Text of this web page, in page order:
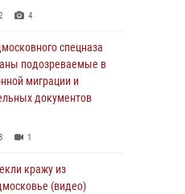
4
спецназа
подозреваемые в
миграции и
документов
1
кражу из
(видео)